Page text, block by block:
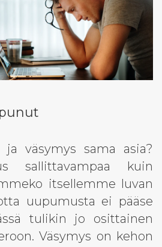
väsymys sama asia?
sallittavampaa kuin
itsellemme luvan
uupumusta ei pääse
tulikin jo osittainen
Väsymys on kehon